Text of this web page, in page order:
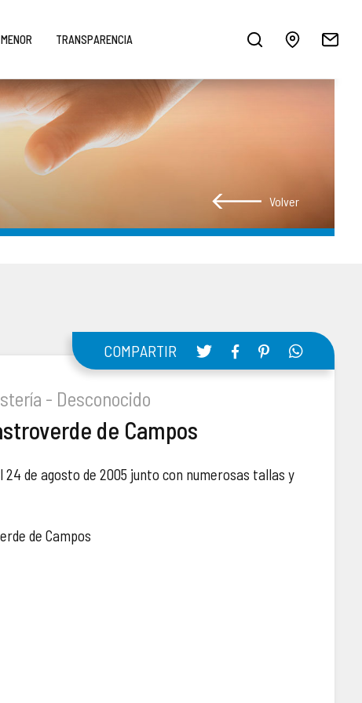
TRANSPARENCIA
Volver
- Desconocido
COMPARTIR
de Campos
24 de agosto de 2005 junto con numerosas tallas y
de Campos